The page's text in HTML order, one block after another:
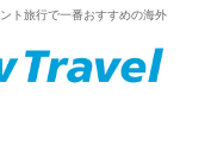
ト旅行で一番おすすめの海外